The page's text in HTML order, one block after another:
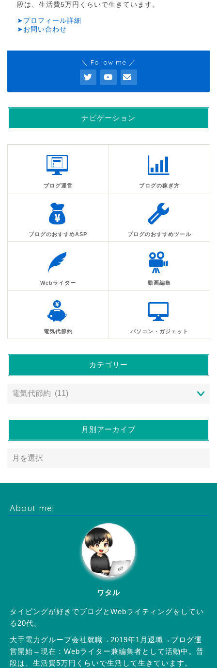
段は、生活費5万円くらいで生きています。
➤プロフィール詳細
➤お問い合わせ
＼ Follow me ／
ナビゲーション
ブログ運営 ブログの稼ぎ方
ブログのおすすめASP ブログのおすすめツール
Webライター 動画編集
電気代節約 パソコン・ガジェット
カテゴリー
月別アーカイブ
About me!
ワタル
タイピングが好きでブログとWebライティングをしてい
る20代。
大手電力グループ会社就職→2019年1月退職→ブログ運
営開始→現在：Webライター兼編集者として活動中。普
段は、生活費5万円くらいで生活して生きています。